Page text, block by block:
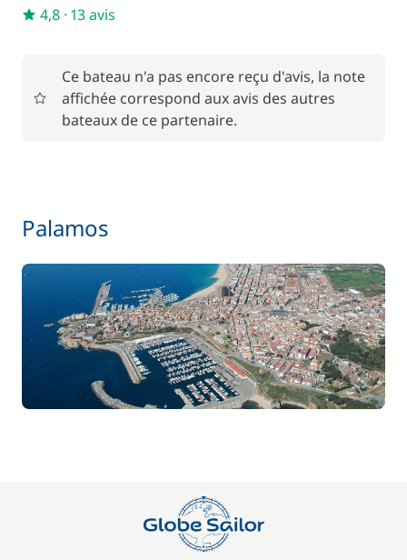
Spinnaker
Wifi / semaine
4,8 · 13 avis
Ce bateau n'a pas encore reçu d'avis, la note
affichée correspond aux avis des autres
bateaux de ce partenaire.
Palamos